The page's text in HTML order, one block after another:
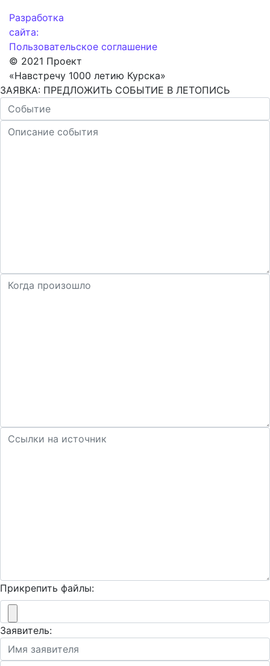
Разработка
сайта:
Пользовательское соглашение
© 2021 Проект
«Навстречу 1000 летию Курска»
ЗАЯВКА: ПРЕДЛОЖИТЬ СОБЫТИЕ В ЛЕТОПИСЬ
Прикрепить файлы:
Заявитель: